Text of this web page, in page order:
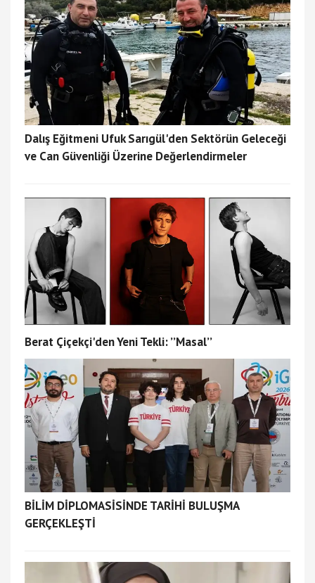
Dalış Eğitmeni Ufuk Sarıgül'den Sektörün Geleceği
ve Can Güvenliği Üzerine Değerlendirmeler
Berat Çiçekçi'den Yeni Tekli: ’’Masal’’
BİLİM DİPLOMASİSİNDE TARİHİ BULUŞMA
GERÇEKLEŞTİ